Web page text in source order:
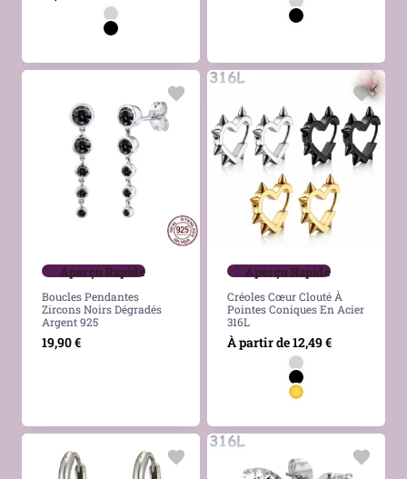
Aperçu Rapide
Boucles Pendantes
Zircons Noirs Dégradés
Argent 925
19,90€
Aperçu Rapide
Créoles Cœur Clouté À
Pointes Coniques En Acier
316L
À partir de12,49€